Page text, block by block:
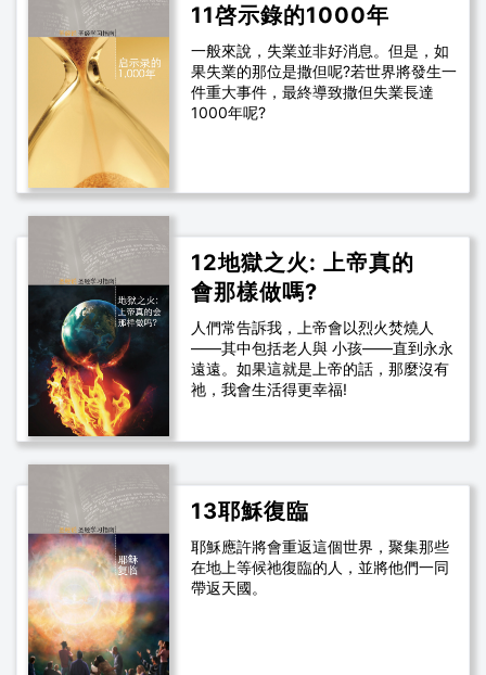
11啓示錄的1000年
一般來說，失業並非好消息。但是，如
果失業的那位是撒但呢?若世界將發生一
件重大事件，最終導致撒但失業長達
1000年呢?
12地獄之火: 上帝真的
會那樣做嗎?
人們常告訴我，上帝會以烈火焚燒人
——其中包括老人與 小孩——直到永永
遠遠。如果這就是上帝的話，那麼沒有
祂，我會生活得更幸福!
13耶穌復臨
耶穌應許將會重返這個世界，聚集那些
在地上等候祂復臨的人，並將他們一同
帶返天國。